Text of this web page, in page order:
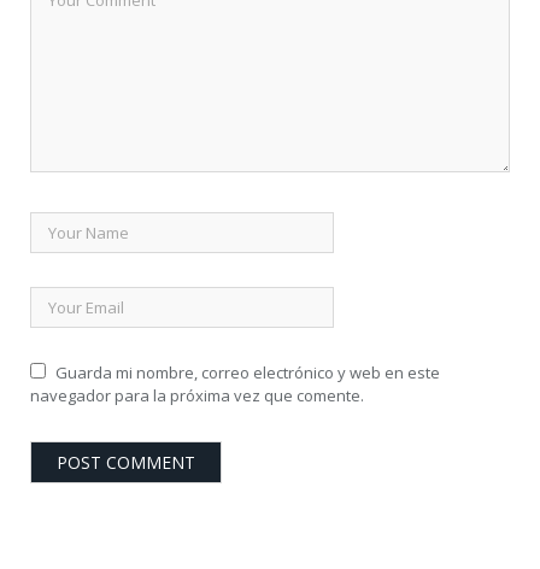
Guarda mi nombre, correo electrónico y web en este
navegador para la próxima vez que comente.